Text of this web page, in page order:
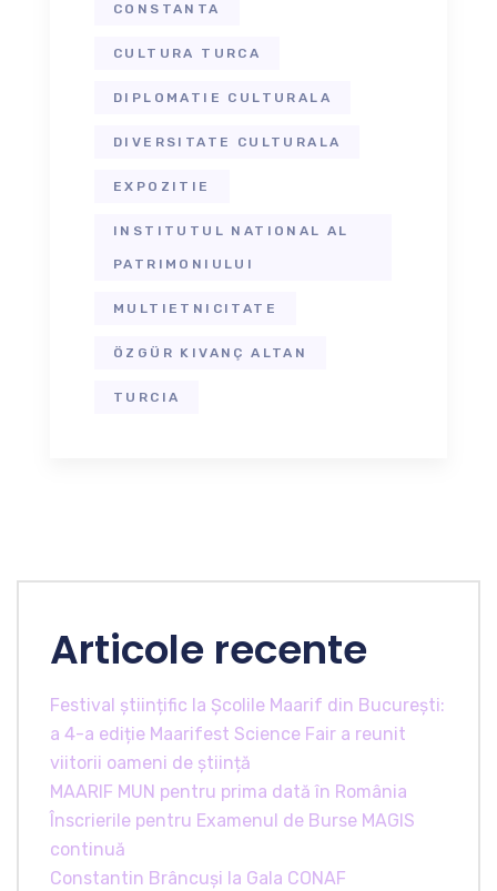
CONSTANTA
CULTURA TURCA
DIPLOMATIE CULTURALA
DIVERSITATE CULTURALA
EXPOZITIE
INSTITUTUL NATIONAL AL
PATRIMONIULUI
MULTIETNICITATE
ÖZGÜR KIVANÇ ALTAN
TURCIA
Articole recente
Festival științific la Școlile Maarif din București:
a 4-a ediție Maarifest Science Fair a reunit
viitorii oameni de știință
MAARIF MUN pentru prima dată în România
Înscrierile pentru Examenul de Burse MAGIS
continuă
Constantin Brâncuși la Gala CONAF